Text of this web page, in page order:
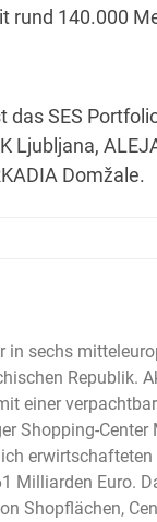
rund 140.000
das SES
Ljubljana,
Domžale.
sechs
Republik.
einer
Shopping-Center
Milliarden Euro.
Shopflächen,